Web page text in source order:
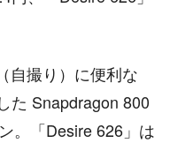
自撮り）に便利な
た Snapdragon 800
。「Desire 626」は